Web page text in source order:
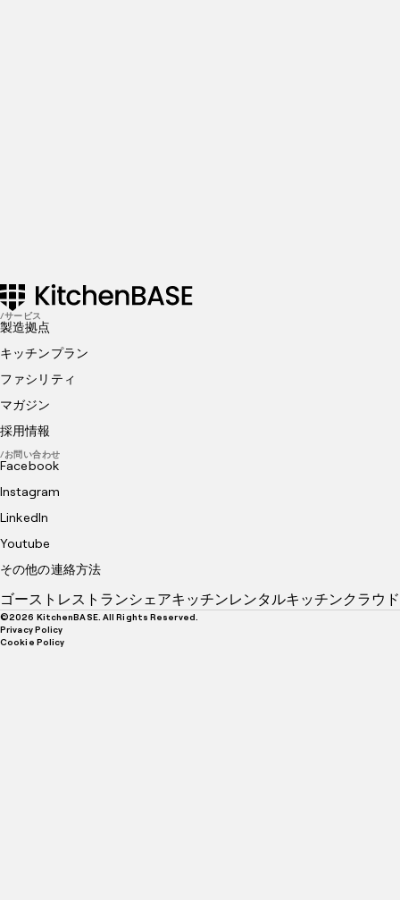
/サービス
製造拠点
キッチンプラン
ファシリティ
マガジン
採用情報
/お問い合わせ
Facebook
Instagram
LinkedIn
Youtube
その他の連絡方法
ゴーストレストランシェアキッチンレンタルキッチンクラウ
©2026 KitchenBASE. All Rights Reserved.
Privacy Policy
Cookie Policy